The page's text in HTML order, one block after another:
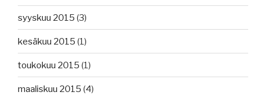
syyskuu 2015 (3)
kesäkuu 2015 (1)
toukokuu 2015 (1)
maaliskuu 2015 (4)